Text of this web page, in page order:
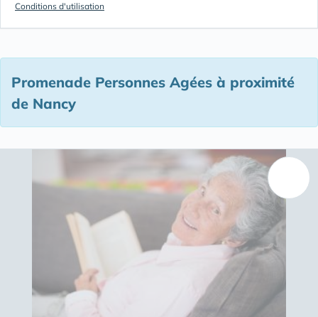
Conditions d'utilisation
Promenade Personnes Agées à proximité
de Nancy